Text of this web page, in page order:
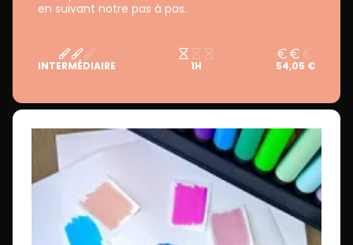
en suivant notre pas à pas.
INTERMÉDIAIRE 1H 54,05 €